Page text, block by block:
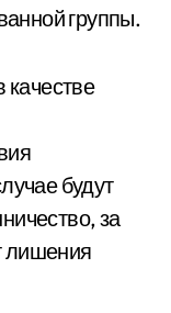
группы.
качестве
будут
за
лишения